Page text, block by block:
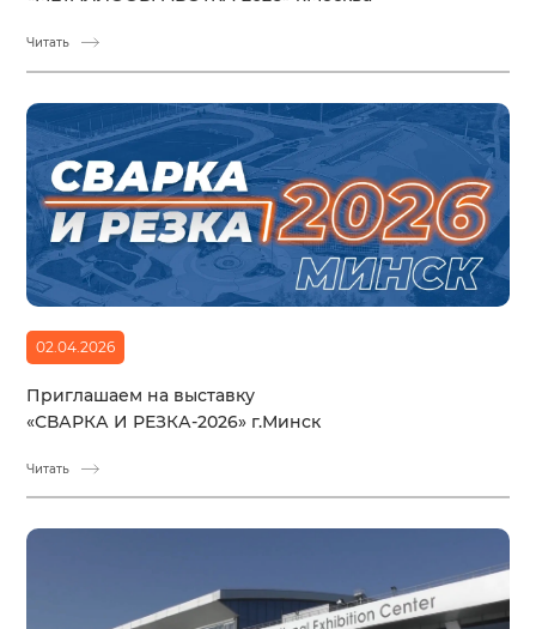
Читать
02.04.2026
Приглашаем на выставку
«СВАРКА И РЕЗКА-2026» г.Минск
Читать